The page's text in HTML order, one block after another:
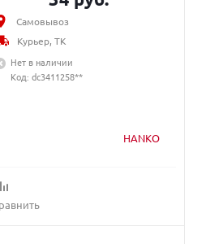
HANKO
Самовывоз
Курьер, ТК
Нет в наличии
Код: dc3411258**